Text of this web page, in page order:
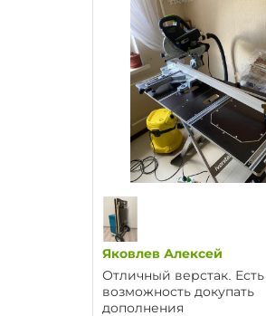
Яковлев Алексей
Отличный верстак. Есть
возможность докупать
дополнения